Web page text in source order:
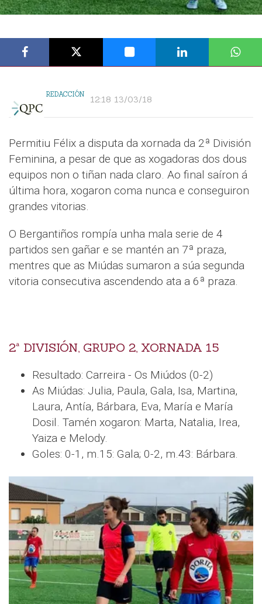
REDACCIÓN 12:18 13/03/18
Permitiu Félix a disputa da xornada da 2ª División
Feminina, a pesar de que as xogadoras dos dous
equipos non o tiñan nada claro. Ao final saíron á
última hora, xogaron coma nunca e conseguiron
grandes vitorias.
O Bergantiños rompía unha mala serie de 4
partidos sen gañar e se mantén an 7ª praza,
mentres que as Miúdas sumaron a súa segunda
vitoria consecutiva ascendendo ata a 6ª praza.
2ª DIVISIÓN, GRUPO 2, XORNADA 15
Resultado: Carreira - Os Miúdos (0-2)
As Miúdas: Julia, Paula, Gala, Isa, Martina,
Laura, Antía, Bárbara, Eva, María e María
Dosil. Tamén xogaron: Marta, Natalia, Irea,
Yaiza e Melody.
Goles: 0-1, m.15: Gala; 0-2, m.43: Bárbara.